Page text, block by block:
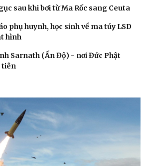
sau khi bơi từ Ma Rốc sang Ceuta
phụ huynh, học sinh về ma túy LSD
hình
Sarnath (Ấn Độ) - nơi Đức Phật
tiên